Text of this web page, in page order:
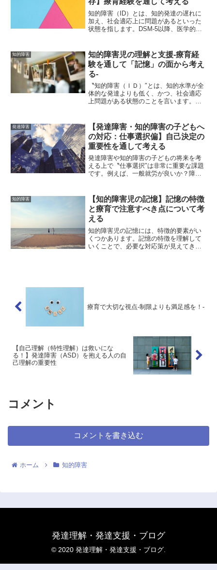
知的障害（ID）とは、知的発達の遅れに
加え、社会適応上に問題があるといった
状態を指します。DSM-5以降、医学的な
りました。最近では、境界知能の人たち
いった言葉も...
知的障害
知的障害児の理解と支援-療育経
験を通して「記憶」の面から考え
る-
〝知的障害（ＩＤ）″とは、知的水準が全
体的な発達よりも低く、かつ、社会適応
上問題がある状態のことを言います。知
性・感情など様々な領域に影響が生じる
と考えられています。それ...
発達障害
【発達障害・知的障害の子どもへ
の対応：仕事選択偏】自己決定の
重要性を通して考える
発達障害や知的障害の子どもの将来を考
える上で〝仕事選択″は非常に重要な課題
です。例えば、一般就労が良いか？障害
きます。それでは、発達障害・知的障害
の子どもが将来仕事を選...
知的障害
【知的障害児の記憶】記憶の特徴
と療育で注意すべき点について考
える
知的障害児の記憶には、特徴的要素がい
くつかあります。記憶の特徴を理解して
いくことで、必要な対応策が見えてきま
療育で大切な視点-制限よりも満足感を！-
【自己理解（特性理解）は救いにな
る！】発達障害（ASD）を抱える人の自
己理解の重要性
コメント
コメントを書き込む
ホーム 知的障害
発達理解・発達支援・ブログ
© 2020 発達理解・発達支援・ブログ.